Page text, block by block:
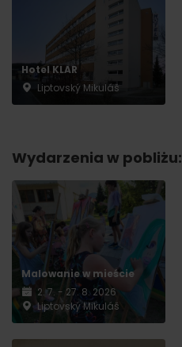
Hotel KLAR
Liptovský Mikuláš
Wydarzenia w pobliżu:
Malowanie w mieście
2. 7. - 27. 8. 2026
Liptovský Mikuláš